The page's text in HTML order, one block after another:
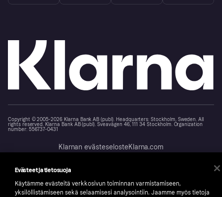
Copyright © 2005-2026 Klarna Bank AB (publ). Headquarters: Stockholm, Sweden. All
rights reserved. Klarna Bank AB (publ). Sveavägen 46, 111 34 Stockholm. Organization
number: 556737-0431
Klarnan evästeselosteKlarna.com
Evästeet ja tietosuoja
Käytämme evästeitä verkkosivun toiminnan varmistamiseen,
yksilöllistämiseen sekä selaamisesi analysointiin. Jaamme myös tietoja